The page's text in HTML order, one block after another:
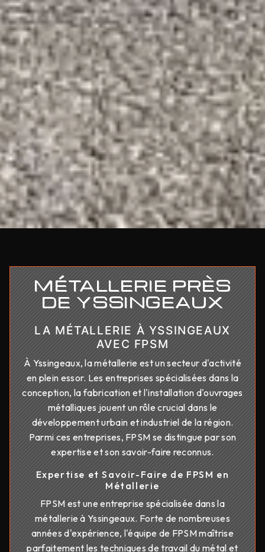
MÉTALLERIE PRÈS
DE YSSINGEAUX
LA MÉTALLERIE À YSSINGEAUX
AVEC FPSM
À Yssingeaux, la métallerie est un secteur d'activité
en plein essor. Les entreprises spécialisées dans la
conception, la fabrication et l'installation d'ouvrages
métalliques jouent un rôle crucial dans le
développement urbain et industriel de la région.
Parmi ces entreprises, FPSM se distingue par son
expertise et son savoir-faire reconnus.
Expertise et Savoir-Faire de FPSM en
Métallerie
FPSM est une entreprise spécialisée dans la
métallerie à Yssingeaux. Forte de nombreuses
années d'expérience, l'équipe de FPSM maîtrise
parfaitement les techniques de travail du métal et